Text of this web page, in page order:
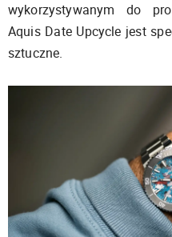
wykorzystywanym do
Aquis Date Upcycle jest
sztuczne.